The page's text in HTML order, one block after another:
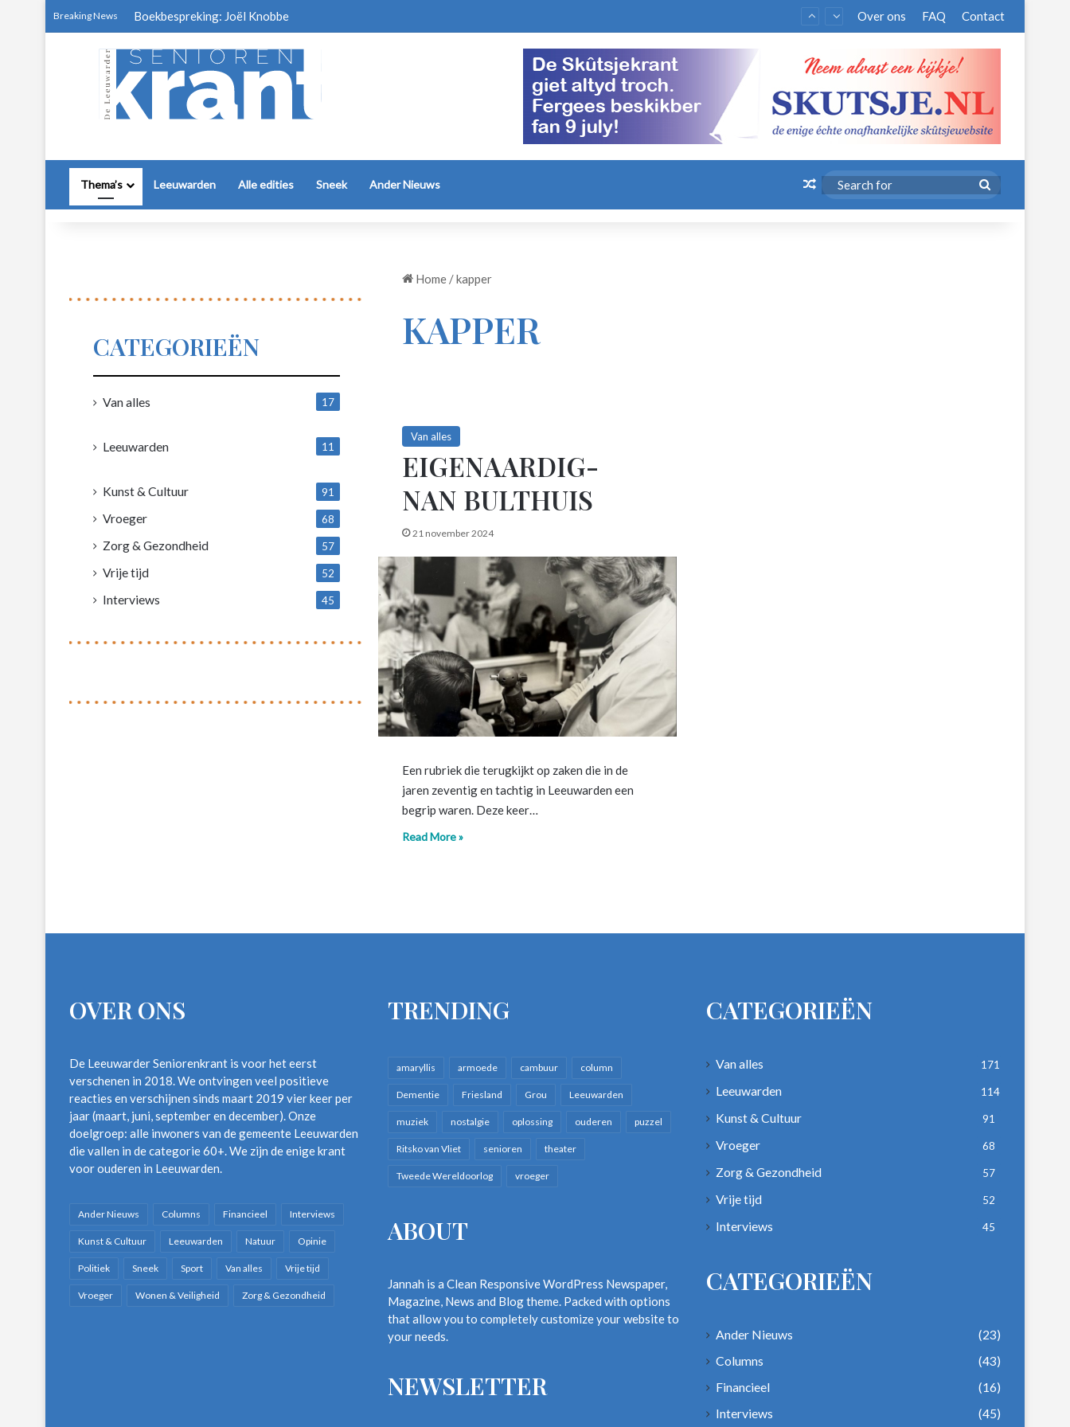
Breaking News Boekbespreking: Joël Knobbe Over ons FAQ Contact
Thema’s Leeuwarden Alle edities Sneek Ander Nieuws Random Article
for
Home /kapper
KAPPER
Van alles
EIGENAARDIG-
NAN BULTHUIS
21 november 2024
Een rubriek die terugkijkt op zaken die in de
jaren zeventig en tachtig in Leeuwarden een
begrip waren. Deze keer…
Read More »
CATEGORIEËN
Van alles
17
Leeuwarden
11
Kunst & Cultuur 91
Vroeger 68
Zorg & Gezondheid 57
Vrije tijd 52
Interviews 45
OVER ONS
De Leeuwarder Seniorenkrant is voor het eerst
verschenen in 2018. We ontvingen veel positieve
reacties en verschijnen sinds maart 2019 vier keer per
jaar (maart, juni, september en december). Onze
doelgroep: alle inwoners van de gemeente Leeuwarden
die vallen in de categorie 60+. We zijn de enige krant
voor ouderen in Leeuwarden.
Ander Nieuws Columns Financieel Interviews
Kunst & Cultuur Leeuwarden Natuur Opinie
Politiek Sneek Sport Van alles Vrije tijd
Vroeger Wonen & Veiligheid Zorg & Gezondheid
TRENDING
amaryllis armoede cambuur column
Dementie Friesland Grou Leeuwarden
muziek nostalgie oplossing ouderen puzzel
Ritsko van Vliet senioren theater
Tweede Wereldoorlog vroeger
ABOUT
Jannah is a Clean Responsive WordPress Newspaper,
Magazine, News and Blog theme. Packed with options
that allow you to completely customize your website to
your needs.
NEWSLETTER
CATEGORIEËN
Van alles 171
Leeuwarden 114
Kunst & Cultuur 91
Vroeger 68
Zorg & Gezondheid 57
Vrije tijd 52
Interviews 45
CATEGORIEËN
Ander Nieuws
(23)
Columns
(43)
Financieel
(16)
Interviews
(45)